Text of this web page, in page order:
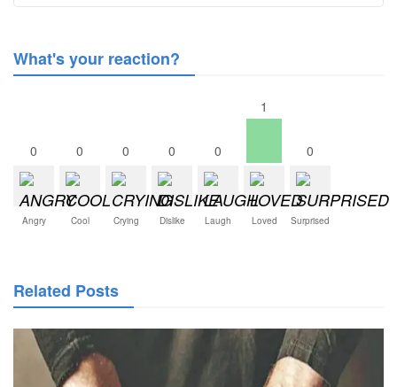
What's your reaction?
0
Angry
0
Cool
0
Crying
0
Dislike
0
Laugh
1
Loved
0
Surprised
Related Posts